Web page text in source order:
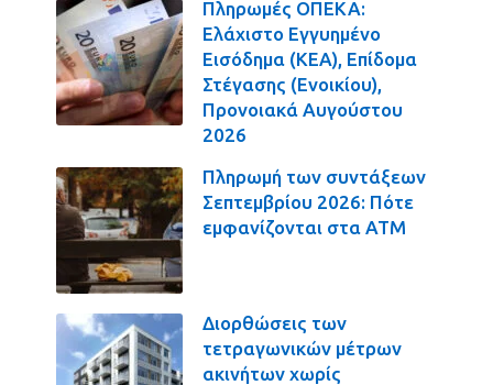
Πληρωμές ΟΠΕΚΑ:
Ελάχιστο Εγγυημένο
Εισόδημα (ΚΕΑ), Επίδομα
Στέγασης (Ενοικίου),
Προνοιακά Αυγούστου
2026
Πληρωμή των συντάξεων
Σεπτεμβρίου 2026: Πότε
εμφανίζονται στα ΑΤΜ
Διορθώσεις των
τετραγωνικών μέτρων
ακινήτων χωρίς